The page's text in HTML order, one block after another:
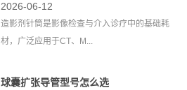
2026-06-12
造影剂针筒是影像检查与介入诊疗中的基础耗
材，广泛应用于CT、M...
球囊扩张导管型号怎么选